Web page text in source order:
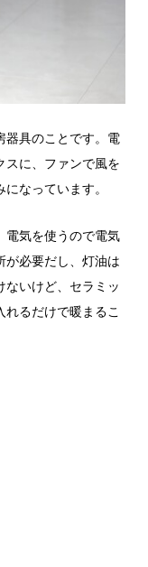
器具のことです。電
スに、ファンで風を
なっています。
電気を使うので電気
が必要だし、灯油は
ないけど、セラミッ
るだけで暖まるこ